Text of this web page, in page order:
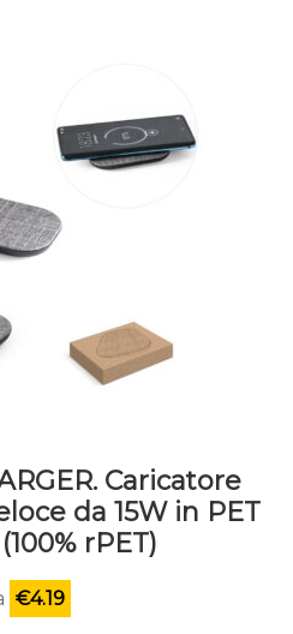
Caricatore
da 15W in PET
rPET)
€4.19